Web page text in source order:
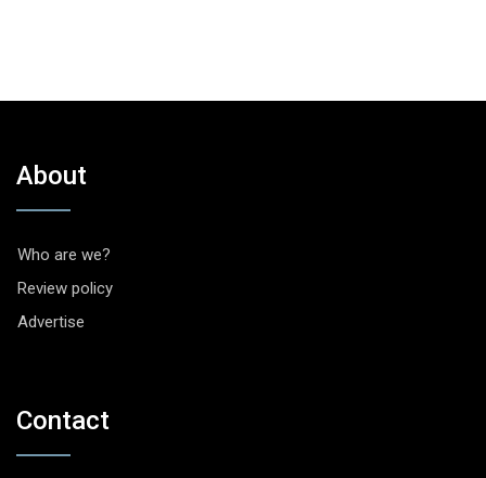
About
Who are we?
Review policy
Advertise
Contact